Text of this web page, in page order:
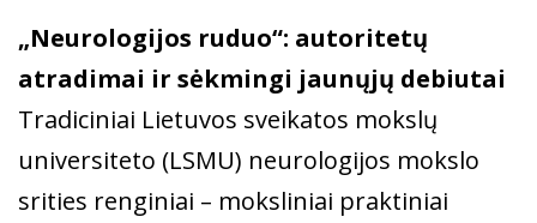
„Neurologijos ruduo“: autoritetų
atradimai ir sėkmingi jaunųjų debiutai
Tradiciniai Lietuvos sveikatos mokslų
universiteto (LSMU) neurologijos mokslo
srities renginiai ­– moksliniai praktiniai